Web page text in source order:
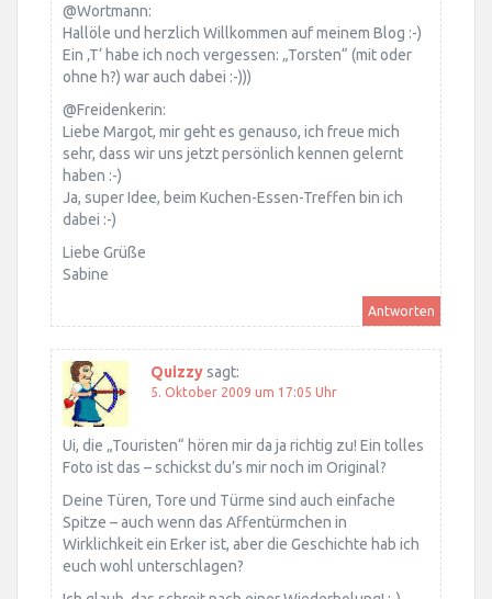
@Wortmann:
Hallöle und herzlich Willkommen auf meinem Blog :-)
Ein ‚T‘ habe ich noch vergessen: „Torsten“ (mit oder
ohne h?) war auch dabei :-)))
@Freidenkerin:
Liebe Margot, mir geht es genauso, ich freue mich
sehr, dass wir uns jetzt persönlich kennen gelernt
haben :-)
Ja, super Idee, beim Kuchen-Essen-Treffen bin ich
dabei :-)
Liebe Grüße
Sabine
Antworten
Quizzysagt:
5. Oktober 2009 um 17:05 Uhr
Ui, die „Touristen“ hören mir da ja richtig zu! Ein tolles
Foto ist das – schickst du’s mir noch im Original?
Deine Türen, Tore und Türme sind auch einfache
Spitze – auch wenn das Affentürmchen in
Wirklichkeit ein Erker ist, aber die Geschichte hab ich
euch wohl unterschlagen?